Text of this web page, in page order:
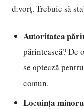
divorț. Trebuie să
Autoritatea
părintească?
se optează
comun.
Locuința